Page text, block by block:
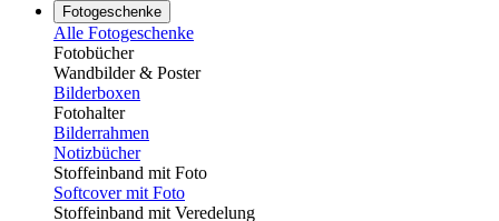
Fotogeschenke
Alle Fotogeschenke
Fotobücher
Wandbilder & Poster
Bilderboxen
Fotohalter
Bilderrahmen
Notizbücher
Stoffeinband mit Foto
Softcover mit Foto
Stoffeinband mit Veredelung